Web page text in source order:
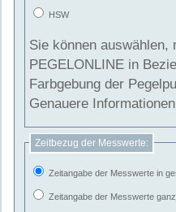
HSW
Sie können
PEGELONLINE in Beziehung
Farbgebung der
Genauere
Zeitbezug der Messwerte:
Zeitangabe der Messwerte in
Zeitangabe der Messwerte